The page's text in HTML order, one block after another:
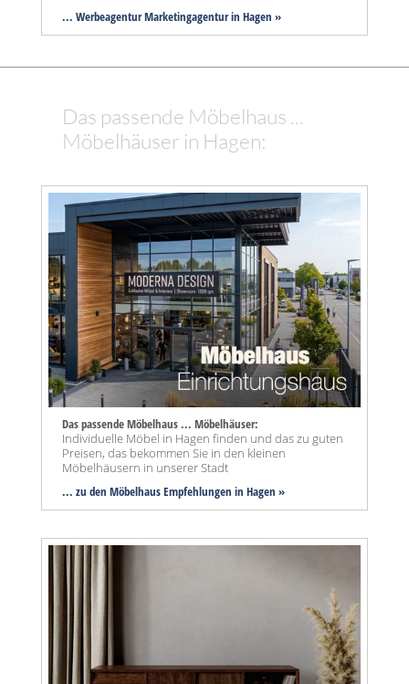
... Werbeagentur Marketingagentur in Hagen »
Das passende Möbelhaus ...
Möbelhäuser in Hagen:
Das passende Möbelhaus ... Möbelhäuser:
Individuelle Möbel in Hagen finden und das zu guten
Preisen, das bekommen Sie in den kleinen
Möbelhäusern in unserer Stadt
... zu den Möbelhaus Empfehlungen in Hagen »